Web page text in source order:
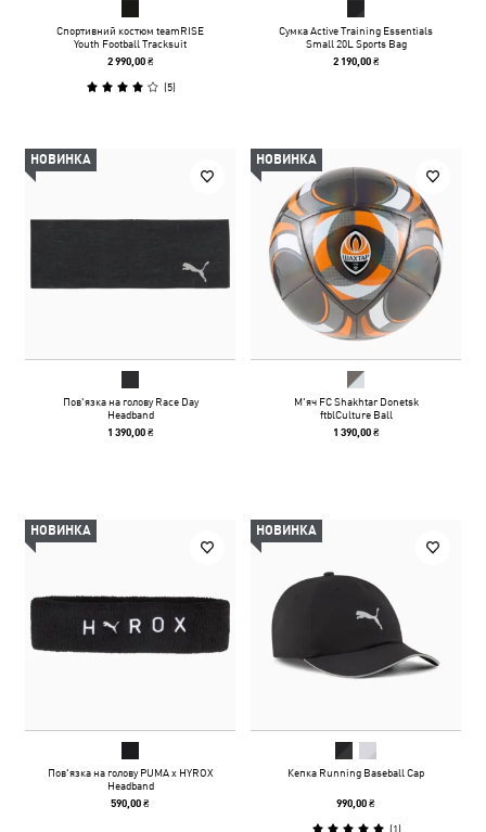
Спортивний костюм teamRISE
Youth Football Tracksuit
2 990,00 ₴
(5)
Сумка Active Training Essentials
Small 20L Sports Bag
2 190,00 ₴
НОВИНКА
Пов'язка на голову Race Day
Headband
1 390,00 ₴
НОВИНКА
М'яч FC Shakhtar Donetsk
ftblCulture Ball
1 390,00 ₴
НОВИНКА
Пов'язка на голову PUMA x HYROX
Headband
590,00 ₴
НОВИНКА
Кепка Running Baseball Cap
990,00 ₴
(1)